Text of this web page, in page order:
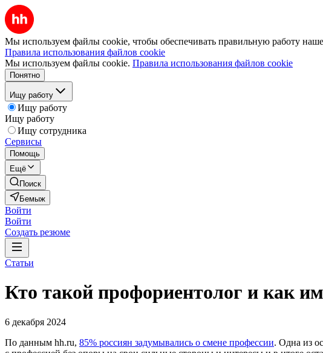
Мы используем файлы cookie, чтобы обеспечивать правильную работу
Правила использования файлов cookie
Мы используем файлы cookie. Правила использования файлов cookie
Понятно
Ищу работу
Ищу работу
Ищу работу
Ищу сотрудника
Сервисы
Помощь
Ещё
Поиск
Бемыж
Войти
Войти
Создать резюме
Статьи
Кто такой профориентолог и как
6 декабря 2024
По данным hh.ru, 85% россиян задумывались о смене профессии. Одна из